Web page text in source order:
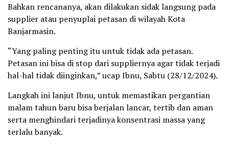
Bahkan rencananya, akan dilakukan sidak langsung pada
supplier atau penyuplai petasan di wilayah Kota
Banjarmasin.
“Yang paling penting itu untuk tidak ada petasan.
Petasan ini bisa di stop dari suppliernya agar tidak terjadi
hal-hal tidak diinginkan,” ucap Ibnu, Sabtu (28/12/2024).
Langkah ini lanjut Ibnu, untuk memastikan pergantian
malam tahun baru bisa berjalan lancar, tertib dan aman
serta menghindari terjadinya konsentrasi massa yang
terlalu banyak.